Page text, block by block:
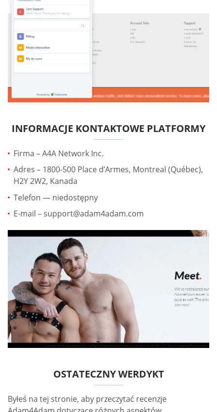
INFORMACJE KONTAKTOWE PLATFORMY
Firma – A4A Network Inc.
Adres – 1800-500 Place d’Armes, Montreal (Québec),
H2Y 2W2, Kanada
Telefon — niedostępny
E-mail – support@adam4adam.com
OSTATECZNY WERDYKT
Byłeś na tej stronie, aby przeczytać recenzje